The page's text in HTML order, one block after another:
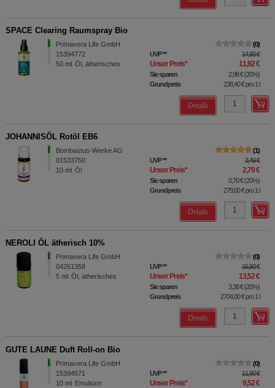
SPACE Clearing Raumspray Bio
Primavera Life GmbH
15394772
50 ml Öl, ätherisches
0
UVP** 14,90 €
Unser Preis* 11,92 €
Sie sparen 2,98 €(20%)
Grundpreis
238,40 €pro 1 l
Details
JOHANNISÖL Rotöl EB6
Bombastus-Werke AG
01533750
10 ml Öl
1
UVP** 3,49 €
Unser Preis* 2,79 €
Sie sparen 0,70 €(20%)
Grundpreis
279,00 €pro 1 l
Details
NEROLI ÖL ätherisch 10%
Primavera Life GmbH
04261358
5 ml Öl, ätherisches
0
UVP** 16,90 €
Unser Preis* 13,52 €
Sie sparen 3,38 €(20%)
Grundpreis
2704,00 €pro 1 l
Details
GUTE LAUNE Duft Roll-on Bio
Primavera Life GmbH
15394571
10 ml Emulsion
0
UVP** 11,90 €
Unser Preis* 9,52 €